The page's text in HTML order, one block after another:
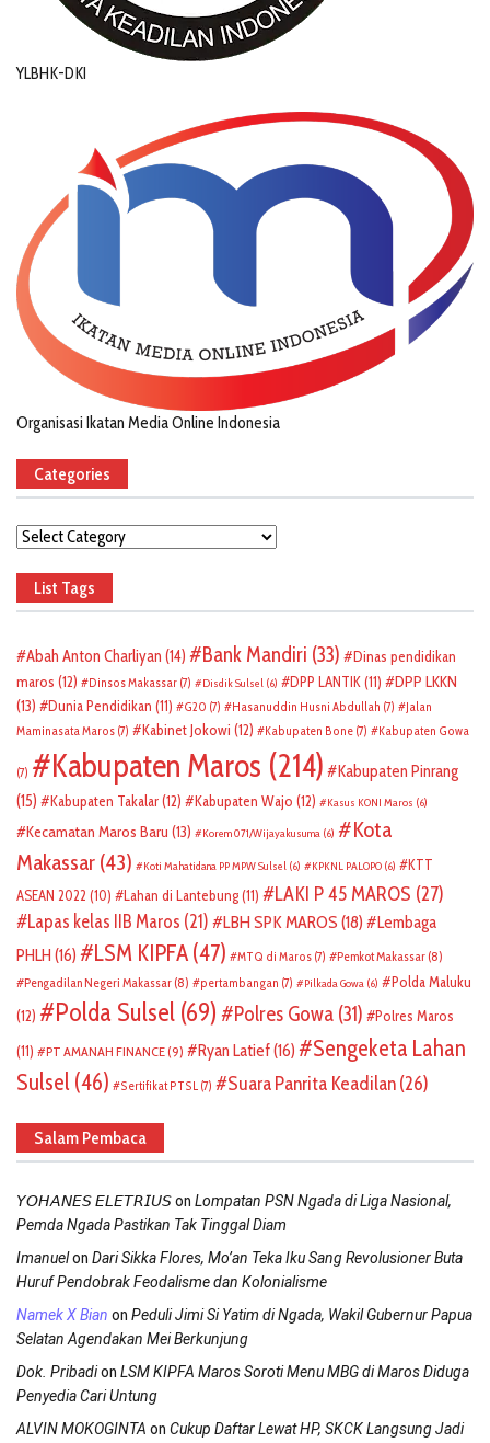
YLBHK-DKI
Organisasi Ikatan Media Online Indonesia
Categories
Categories
List Tags
Abah Anton Charliyan (14) Bank Mandiri (33)
Dinas pendidikan
maros (12) Dinsos Makassar (7) Disdik Sulsel (6) DPP LANTIK(11)
DPP LKKN
(13)
Dunia Pendidikan (11) G20 (7) Hasanuddin Husni Abdullah (7)
Jalan
Maminasata Maros (7) Kabinet Jokowi (12) Kabupaten Bone (7) Kabupaten Gowa
(7) Kabupaten Maros (214)
Kabupaten Pinrang
(15)
Kabupaten Takalar(12) Kabupaten Wajo (12) Kasus KONI Maros (6)
Kecamatan Maros Baru (13) Korem 071/Wijayakusuma (6)
Kota
Makassar (43) Koti Mahatidana PP MPW Sulsel (6) KPKNL PALOPO (6)
KTT
ASEAN 2022 (10) Lahan di Lantebung(11) LAKI P 45 MAROS (27)
Lapas kelas IIB Maros (21) LBH SPK MAROS (18)
Lembaga
PHLH (16) LSM KIPFA (47) MTQ di Maros (7) Pemkot Makassar (8)
Pengadilan Negeri Makassar (8) pertambangan (7) Pilkada Gowa (6)
Polda Maluku
(12)
Polda Sulsel (69) Polres Gowa (31)
Polres Maros
(11)
PT AMANAH FINANCE(9) Ryan Latief(16)
Sengeketa Lahan
Sulsel (46) Sertifikat PTSL (7) Suara Panrita Keadilan(26)
Salam Pembaca
𝘠𝘖𝘏𝘈𝘕𝘌𝘚 𝘌𝘓𝘌𝘛𝘙𝘐𝘜𝘚on Lompatan PSN Ngada di Liga Nasional,
Pemda Ngada Pastikan Tak Tinggal Diam
Imanuelon Dari Sikka Flores, Mo’an Teka Iku Sang Revolusioner Buta
Huruf Pendobrak Feodalisme dan Kolonialisme
Namek X Bian on Peduli Jimi Si Yatim di Ngada, Wakil Gubernur Papua
Selatan Agendakan Mei Berkunjung
Dok. Pribadion LSM KIPFA Maros Soroti Menu MBG di Maros Diduga
Penyedia Cari Untung
ALVIN MOKOGINTA on Cukup Daftar Lewat HP, SKCK Langsung Jadi